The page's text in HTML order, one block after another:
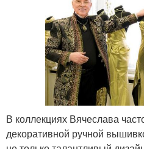
В коллекциях Вячеслава
декоративной ручной